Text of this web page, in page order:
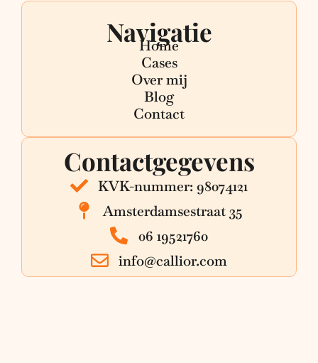
Navigatie
Home
Cases
Over mij
Blog
Contact
Contactgegevens
KVK-nummer: 98074121
Amsterdamsestraat 35
06 19521760
info@callior.com